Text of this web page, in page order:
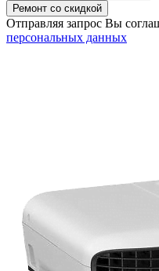
Отправляя запрос Вы
персональных данных